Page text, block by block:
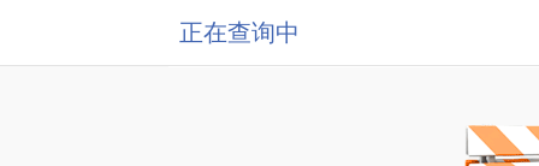
正在查询中